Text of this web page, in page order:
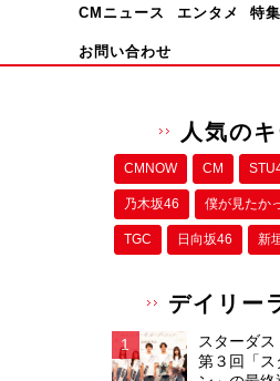
CMニュース エンタメ 特集
お問い合わせ
人気の
CMNOW CM
乃木坂46 僕が⾒たか
TGC 日向坂46 新
デイリー
スターダ
第３回「